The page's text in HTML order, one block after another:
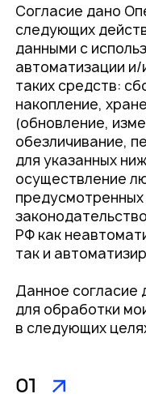
Согласие дано
следующих
данными с
автоматизации и/
таких средств:
накопление,
(обновление,
обезличивание,
для указанных
осуществление
РФ как
так и
Данное согласие
для обработки
в следующих
01